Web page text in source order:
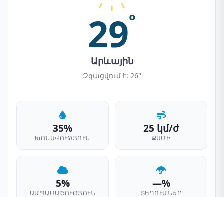
29°
Արևային
Զգացվում է: 26°
35%
ԽՈՆԱՎՈՒԹՅՈՒՆ
25 կմ/ժ
ՔԱՄԻ
5%
ԱՄՊԱՄԱԾՈՒԹՅՈՒՆ
—%
ՏԵՂՈՒՄՆԵՐ